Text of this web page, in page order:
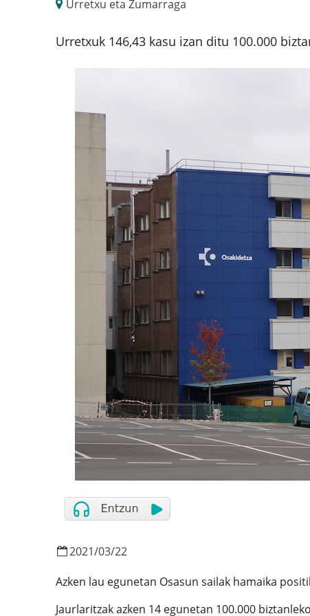
Urretxu eta Zumarraga
Urretxuk 146,43 kasu izan ditu 100.000
2021/03/22
Azken lau egunetan Osasun sailak hamaika
Jaurlaritzak azken 14 egunetan 100.000